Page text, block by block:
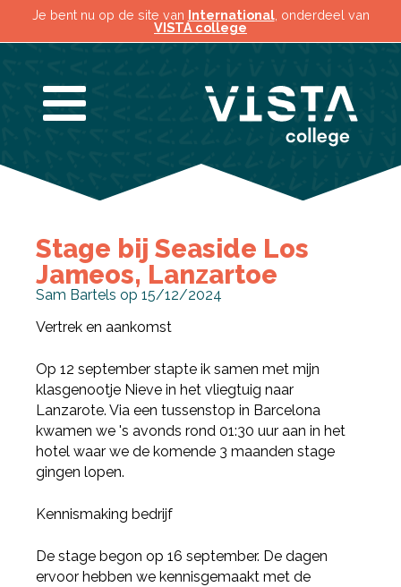
Je bent nu op de site van International, onderdeel van
VISTA college
Stage bij Seaside Los
Jameos, Lanzartoe
Sam Bartels op 15/12/2024
Vertrek en aankomst
Op 12 september stapte ik samen met mijn
klasgenootje Nieve in het vliegtuig naar
Lanzarote. Via een tussenstop in Barcelona
kwamen we 's avonds rond 01:30 uur aan in het
hotel waar we de komende 3 maanden stage
gingen lopen.
Kennismaking bedrijf
De stage begon op 16 september. De dagen
ervoor hebben we kennisgemaakt met de